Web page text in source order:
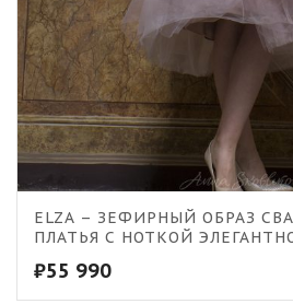
ELZA – ЗЕФИРНЫЙ ОБРАЗ
ПЛАТЬЯ С НОТКОЙ
₽55 990